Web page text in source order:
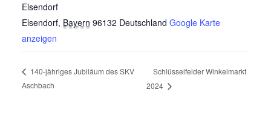
Elsendorf
Elsendorf, Bayern 96132 Deutschland Google Karte
anzeigen
140-jähriges Jubiläum des SKV
Aschbach
Schlüsselfelder Winkelmarkt
2024